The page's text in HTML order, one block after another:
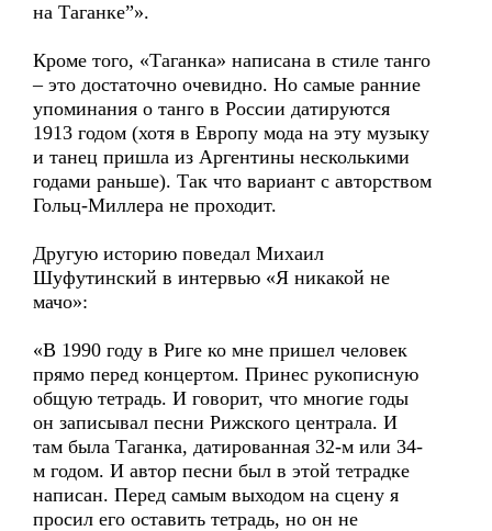
на Таганке”».
Кроме того, «Таганка» написана в стиле танго
– это достаточно очевидно. Но самые ранние
упоминания о танго в России датируются
1913 годом (хотя в Европу мода на эту музыку
и танец пришла из Аргентины несколькими
годами раньше). Так что вариант с авторством
Гольц-Миллера не проходит.
Другую историю поведал Михаил
Шуфутинский в интервью «Я никакой не
мачо»:
«В 1990 году в Риге ко мне пришел человек
прямо перед концертом. Принес рукописную
общую тетрадь. И говорит, что многие годы
он записывал песни Рижского централа. И
там была Таганка, датированная 32-м или 34-
м годом. И автор песни был в этой тетрадке
написан. Перед самым выходом на сцену я
просил его оставить тетрадь, но он не